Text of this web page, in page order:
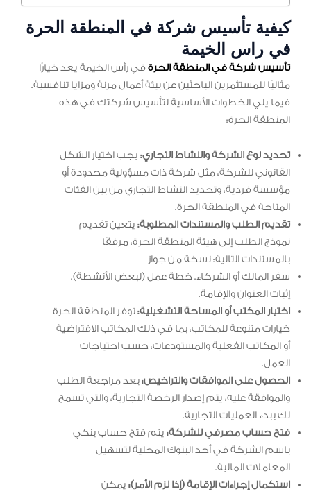
كيفية تأسيس شركة في المنطقة الحرة
في راس الخيمة
تأسيس شركة في المنطقة الحرةفي رأس الخيمة يعد خيارًا
مثاليًا للمستثمرين الباحثين عن بيئة أعمال مرنة ومزايا تنافسية.
فيما يلي الخطوات الأساسية لتأسيس شركتك في هذه
المنطقة الحرة:
تحديد نوع الشركة والنشاط التجاري: يجب اختيار الشكل
القانوني للشركة، مثل شركة ذات مسؤولية محدودة أو
مؤسسة فردية، وتحديد النشاط التجاري من بين الفئات
المتاحة في المنطقة الحرة.
تقديم الطلب والمستندات المطلوبة: يتعين تقديم
نموذج الطلب إلى هيئة المنطقة الحرة، مرفقًا
بالمستندات التالية: نسخة من جواز
سفر المالك أو الشركاء. خطة عمل (لبعض الأنشطة).
إثبات العنوان والإقامة.
اختيار المكتب أو المساحة التشغيلية:توفر المنطقة الحرة
خيارات متنوعة للمكاتب، بما في ذلك المكاتب الافتراضية
أو المكاتب الفعلية والمستودعات، حسب احتياجات
العمل.
الحصول على الموافقات والتراخيص:بعد مراجعة الطلب
والموافقة عليه، يتم إصدار الرخصة التجارية، والتي تسمح
لك ببدء العمليات التجارية.
فتح حساب مصرفي للشركة: يتم فتح حساب بنكي
باسم الشركة في أحد البنوك المحلية لتسهيل
المعاملات المالية.
استكمال إجراءات الإقامة (إذا لزم الأمر): يمكن